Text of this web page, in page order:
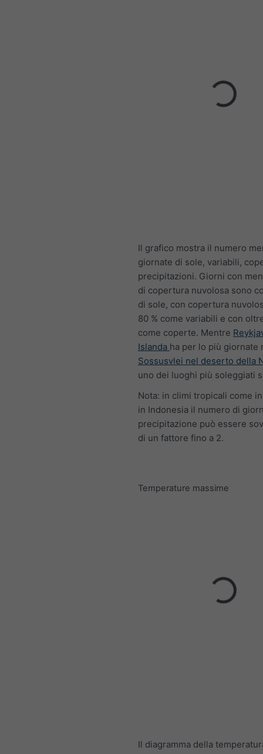
Il grafico mostra il numero
giornate di sole, variabili,
precipitazioni. Giorni con
di copertura nuvolosa sono
di sole, con copertura
80 % come variabili e con
come coperte. Mentre
Islanda ha per lo più giornate
Sossusvlei nel deserto della
uno dei luoghi più soleggiati
Nota: in climi tropicali come
in Indonesia il numero di
precipitazione può essere
di un fattore fino a 2.
Temperature massime
Il diagramma della